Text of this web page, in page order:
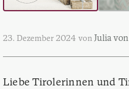
23. Dezember 2024 von Julia von
Liebe Tirolerinnen und